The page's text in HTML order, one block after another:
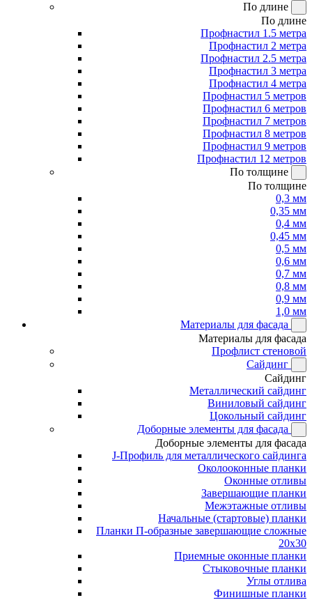
По длине
По длине
Профнастил 1.5 метра
Профнастил 2 метра
Профнастил 2.5 метра
Профнастил 3 метра
Профнастил 4 метра
Профнастил 5 метров
Профнастил 6 метров
Профнастил 7 метров
Профнастил 8 метров
Профнастил 9 метров
Профнастил 12 метров
По толщине
По толщине
0,3 мм
0,35 мм
0,4 мм
0,45 мм
0,5 мм
0,6 мм
0,7 мм
0,8 мм
0,9 мм
1,0 мм
Материалы для фасада
Материалы для фасада
Профлист стеновой
Сайдинг
Сайдинг
Металлический сайдинг
Виниловый сайдинг
Цокольный сайдинг
Доборные элементы для фасада
Доборные элементы для фасада
J-Профиль для металлического сайдинга
Околооконные планки
Оконные отливы
Завершающие планки
Межэтажные отливы
Начальные (стартовые) планки
Планки П-образные завершающие сложные
20x30
Приемные оконные планки
Стыковочные планки
Углы отлива
Финишные планки